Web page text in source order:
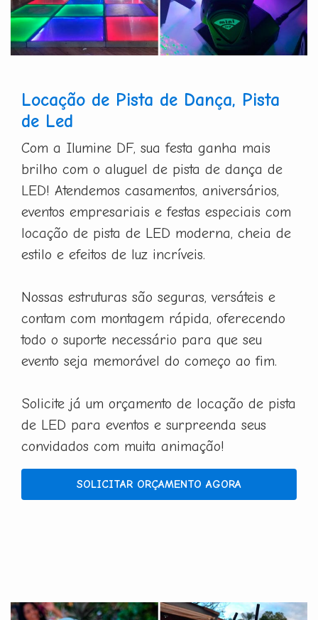
Locação de Pista de Dança, Pista
de Led
Com a Ilumine DF, sua festa ganha mais
brilho com o aluguel de pista de dança de
LED! Atendemos casamentos, aniversários,
eventos empresariais e festas especiais com
locação de pista de LED moderna, cheia de
estilo e efeitos de luz incríveis.
Nossas estruturas são seguras, versáteis e
contam com montagem rápida, oferecendo
todo o suporte necessário para que seu
evento seja memorável do começo ao fim.
Solicite já um orçamento de locação de pista
de LED para eventos e surpreenda seus
convidados com muita animação!
SOLICITAR ORÇAMENTO AGORA